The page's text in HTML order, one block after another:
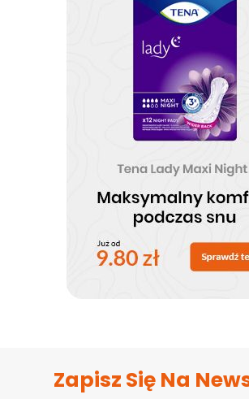
Zapisz Się Na